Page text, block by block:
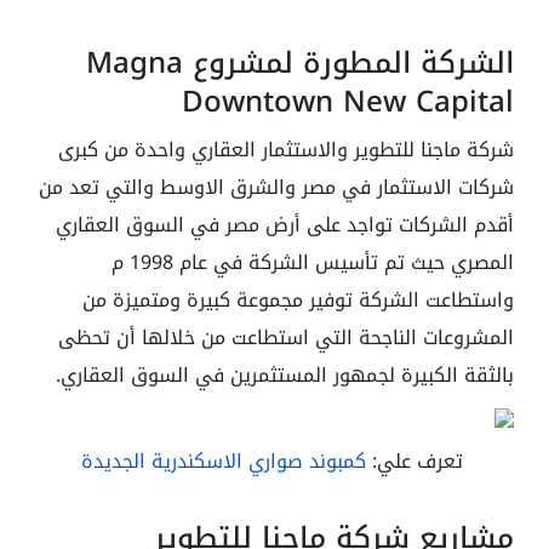
الشركة المطورة لمشروع Magna
Downtown New Capital
شركة ماجنا للتطوير والاستثمار العقاري واحدة من كبرى
شركات الاستثمار في مصر والشرق الاوسط والتي تعد من
أقدم الشركات تواجد على أرض مصر في السوق العقاري
المصري حيث تم تأسيس الشركة في عام 1998 م
واستطاعت الشركة توفير مجموعة كبيرة ومتميزة من
المشروعات الناجحة التي استطاعت من خلالها أن تحظى
بالثقة الكبيرة لجمهور المستثمرين في السوق العقاري.
تعرف علي: كمبوند صواري الاسكندرية الجديدة
مشاريع شركة ماجنا للتطوير